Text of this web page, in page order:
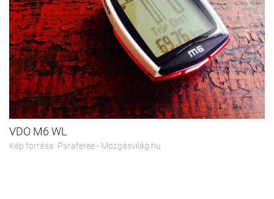
VDO M6 WL
Kép forrása: Paraferee - Mozgásvilág.hu